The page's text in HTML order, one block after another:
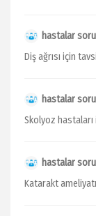
hastalar
Diş ağrısı için
hastalar
Skolyoz
hastalar
Katarakt